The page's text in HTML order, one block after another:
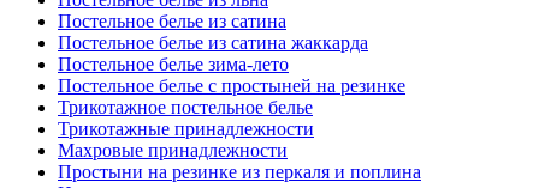
Постельное белье из сатина
Постельное белье из сатина жаккарда
Постельное белье зима-лето
Постельное белье с простыней на резинке
Трикотажное постельное белье
Трикотажные принадлежности
Махровые принадлежности
Простыни на резинке из перкаля и поплина